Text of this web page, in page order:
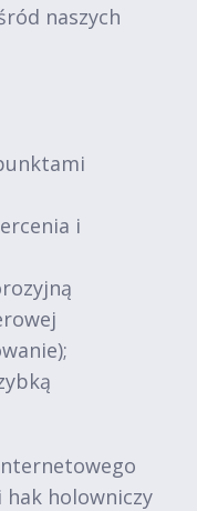
naszych
i
holowniczy